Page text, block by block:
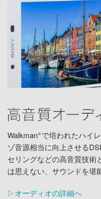
Walkman®で培われたハイ
ゾ音源相当に向上させる
セリングなどの高音質技術
は思えない、サウンドを堪
▷オーディオの詳細へ